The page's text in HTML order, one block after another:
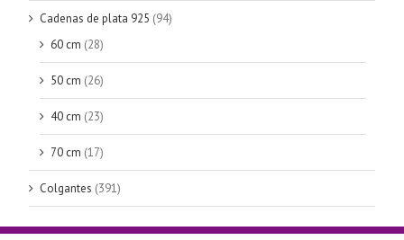
Cadenas de plata 925 (94)
60 cm (28)
50 cm (26)
40 cm (23)
70 cm (17)
Colgantes (391)